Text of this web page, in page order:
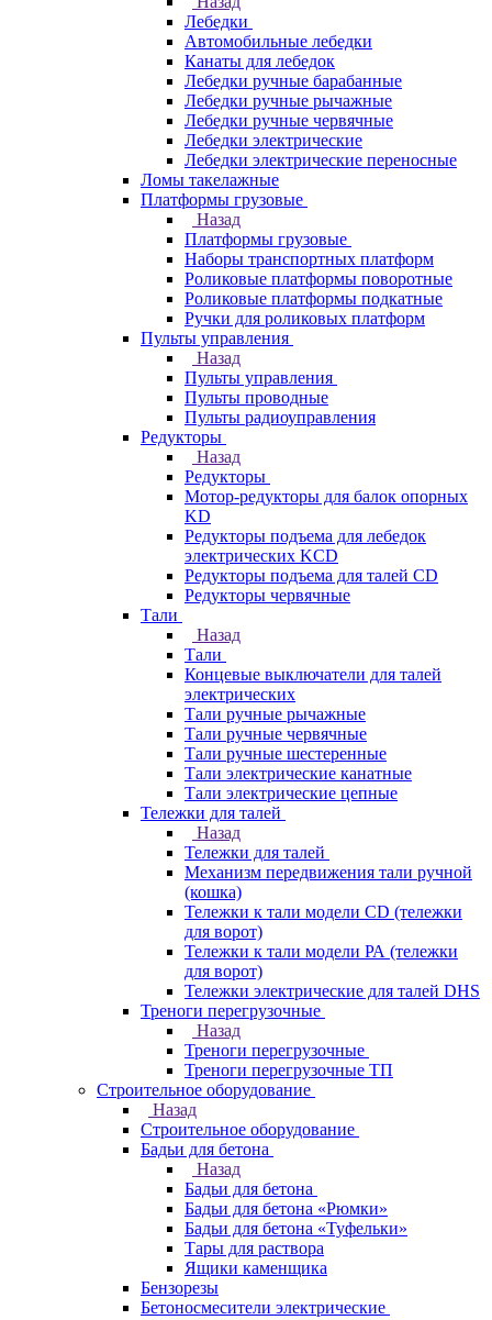
Лебедки
Автомобильные лебедки
Канаты для лебедок
Лебедки ручные барабанные
Лебедки ручные рычажные
Лебедки ручные червячные
Лебедки электрические
Лебедки электрические переносные
Ломы такелажные
Платформы грузовые
Назад
Платформы грузовые
Наборы транспортных платформ
Роликовые платформы поворотные
Роликовые платформы подкатные
Ручки для роликовых платформ
Пульты управления
Назад
Пульты управления
Пульты проводные
Пульты радиоуправления
Редукторы
Назад
Редукторы
Мотор-редукторы для балок опорных
KD
Редукторы подъема для лебедок
электрических KCD
Редукторы подъема для талей CD
Редукторы червячные
Тали
Назад
Тали
Концевые выключатели для талей
электрических
Тали ручные рычажные
Тали ручные червячные
Тали ручные шестеренные
Тали электрические канатные
Тали электрические цепные
Тележки для талей
Назад
Тележки для талей
Механизм передвижения тали ручной
(кошка)
Тележки к тали модели CD (тележки
для ворот)
Тележки к тали модели РА (тележки
для ворот)
Тележки электрические для талей DHS
Треноги перегрузочные
Назад
Треноги перегрузочные
Треноги перегрузочные ТП
Строительное оборудование
Назад
Строительное оборудование
Бадьи для бетона
Назад
Бадьи для бетона
Бадьи для бетона «Рюмки»
Бадьи для бетона «Туфельки»
Тары для раствора
Ящики каменщика
Бензорезы
Бетоносмесители электрические